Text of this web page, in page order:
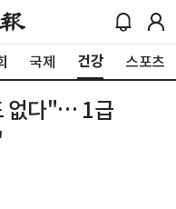
국제 건강 스포츠
없다"… 1급